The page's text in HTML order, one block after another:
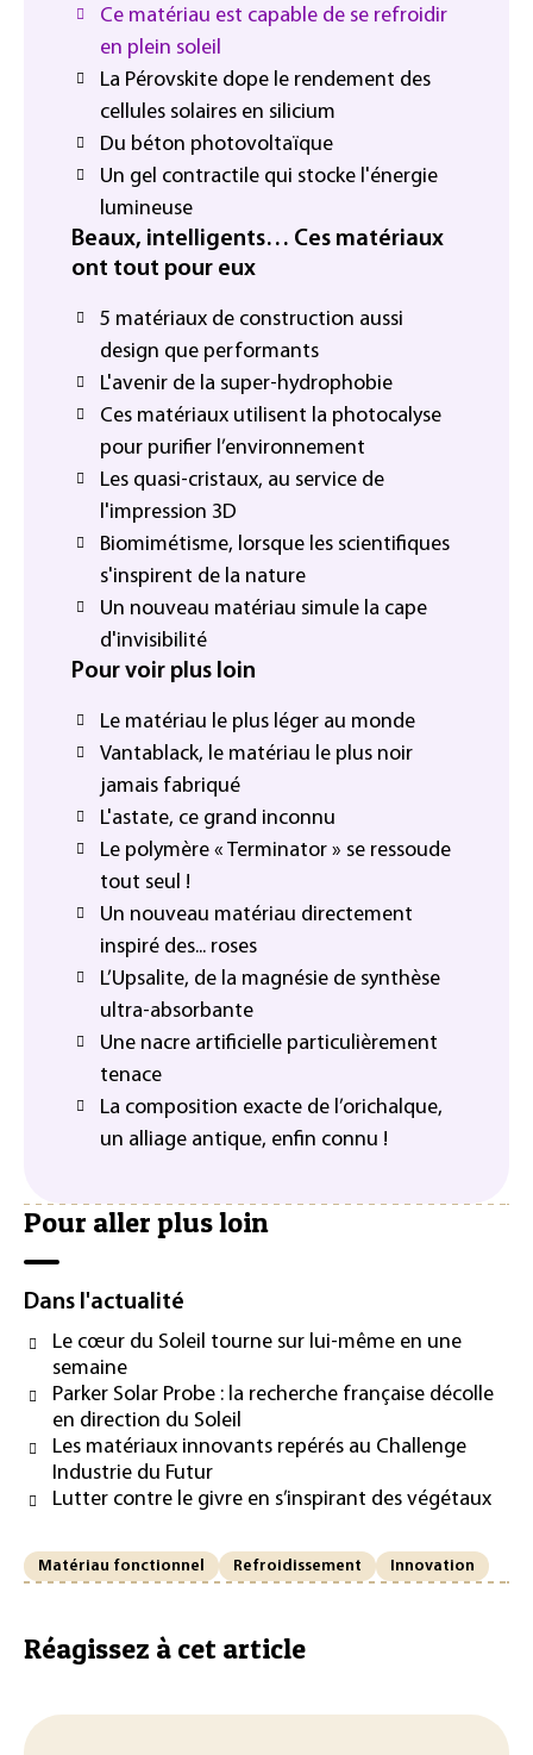
Ce matériau est capable de se refroidir
en plein soleil
La Pérovskite dope le rendement des
cellules solaires en silicium
Du béton photovoltaïque
Un gel contractile qui stocke l'énergie
lumineuse
Beaux, intelligents… Ces matériaux
ont tout pour eux
5 matériaux de construction aussi
design que performants
L'avenir de la super-hydrophobie
Ces matériaux utilisent la photocalyse
pour purifier l’environnement
Les quasi-cristaux, au service de
l'impression 3D
Biomimétisme, lorsque les scientifiques
s'inspirent de la nature
Un nouveau matériau simule la cape
d'invisibilité
Pour voir plus loin
Le matériau le plus léger au monde
Vantablack, le matériau le plus noir
jamais fabriqué
L'astate, ce grand inconnu
Le polymère « Terminator » se ressoude
tout seul !
Un nouveau matériau directement
inspiré des... roses
L’Upsalite, de la magnésie de synthèse
ultra-absorbante
Une nacre artificielle particulièrement
tenace
La composition exacte de l’orichalque,
un alliage antique, enfin connu !
Pour aller plus loin
Dans l'actualité
Le cœur du Soleil tourne sur lui-même en une
semaine
Parker Solar Probe : la recherche française décolle
en direction du Soleil
Les matériaux innovants repérés au Challenge
Industrie du Futur
Lutter contre le givre en s’inspirant des végétaux
Matériau fonctionnel Refroidissement Innovation
Réagissez à cet article